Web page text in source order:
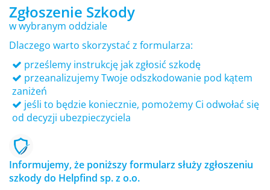
Zgłoszenie Szkody
w wybranym oddziale
Dlaczego warto skorzystać z formularza:
prześlemy instrukcję jak zgłosić szkodę
przeanalizujemy Twoje odszkodowanie pod kątem
zaniżeń
jeśli to będzie koniecznie, pomożemy Ci odwołać się
od decyzji ubezpieczyciela
Informujemy, że poniższy formularz służy zgłoszeniu
szkody do Helpfind sp. z o.o.